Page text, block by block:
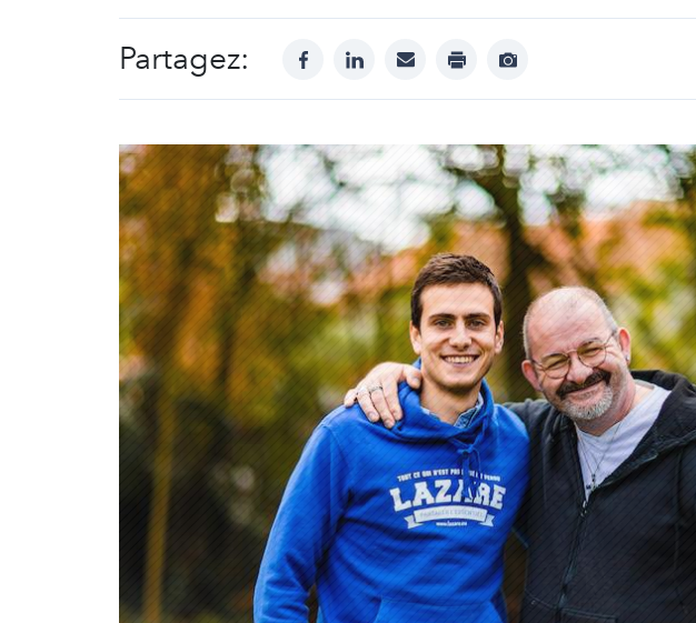
Partagez: facebooklinkedinmail print
Afficher